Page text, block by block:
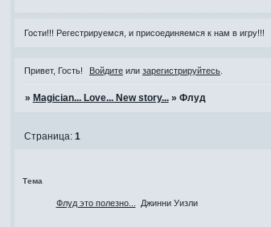
Гости!!! Регестрируемся, и присоединяемся к нам в игру!!!
Привет, Гость! Войдите или зарегистрируйтесь
» Magician... Love... New story... » Флуд
Страница: 1
Тема
Флуд это полезно...
Джинни Уизли